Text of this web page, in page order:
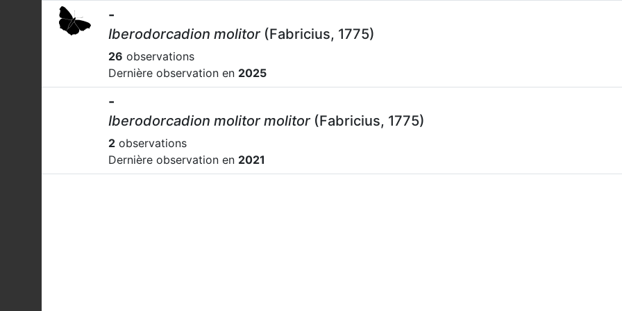
-
Iberodorcadion molitor (Fabricius, 1775)
26 observations
Dernière observation en 2025
-
Iberodorcadion molitor molitor (Fabricius, 1775)
2 observations
Dernière observation en 2021